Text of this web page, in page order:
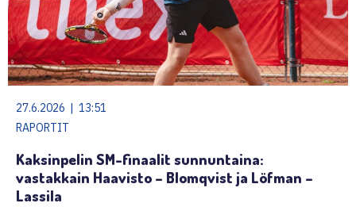
27.6.2026 | 13:51
RAPORTIT
Kaksinpelin SM-finaalit sunnuntaina:
vastakkain Haavisto – Blomqvist ja Löfman –
Lassila